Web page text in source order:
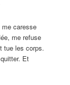
caresse
me refuse
tue les corps.
Et